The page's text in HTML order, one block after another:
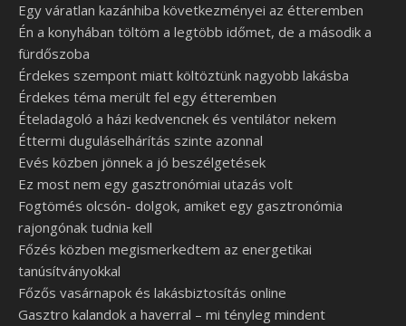
Egy váratlan kazánhiba következményei az étteremben
Én a konyhában töltöm a legtöbb időmet, de a második a
fürdőszoba
Érdekes szempont miatt költöztünk nagyobb lakásba
Érdekes téma merült fel egy étteremben
Ételadagoló a házi kedvencnek és ventilátor nekem
Éttermi duguláselhárítás szinte azonnal
Evés közben jönnek a jó beszélgetések
Ez most nem egy gasztronómiai utazás volt
Fogtömés olcsón- dolgok, amiket egy gasztronómia
rajongónak tudnia kell
Főzés közben megismerkedtem az energetikai
tanúsítványokkal
Főzős vasárnapok és lakásbiztosítás online
Gasztro kalandok a haverral – mi tényleg mindent